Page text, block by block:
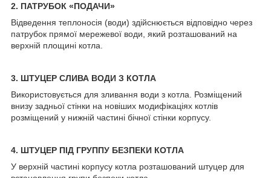
2. ПАТРУБОК «ПОДАЧИ»
Відведення теплоносія (води) здійснюється відповідно через
патрубок прямої мережевої води, який розташований на
верхній площині котла.
3. ШТУЦЕР СЛИВА ВОДИ З КОТЛА
Використовується для зливання води з котла. Розміщений
внизу задньої стінки на новіших модифікаціях котлів
розміщений у нижній частині бічної стінки корпусу.
4. ШТУЦЕР ПІД ГРУППУ БЕЗПЕКИ КОТЛА
У верхній частині корпусу котла розташований штуцер для